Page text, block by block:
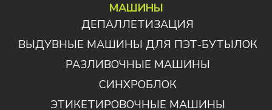
МАШИНЫ
ДЕПАЛЛЕТИЗАЦИЯ
ВЫДУВНЫЕ МАШИНЫ ДЛЯ ПЭТ-БУТЫЛОК
РАЗЛИВОЧНЫЕ МАШИНЫ
СИНХРОБЛОК
ЭТИКЕТИРОВОЧНЫЕ МАШИНЫ